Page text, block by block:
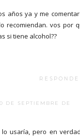
años ya y me
recomiendan. vos por
si tiene alcohol??
DE SEPTIEMBRE DE
usaría, pero en